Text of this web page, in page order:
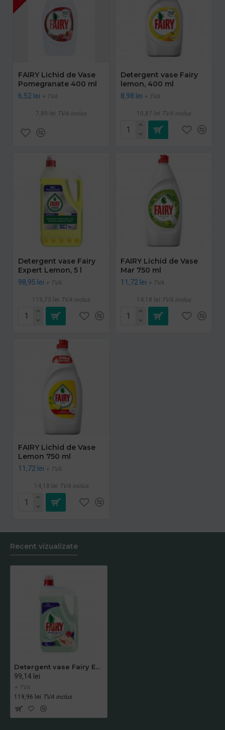
FAIRY Lichid de Vase
Pomegranate 400 ml
6,52 lei + TVA
7,89 lei TVA inclus
Detergent vase Fairy
lemon, 400 ml
8,98 lei + TVA
10,87 lei TVA inclus
Detergent vase Fairy
Expert Lemon, 5 l
98,95 lei + TVA
119,73 lei TVA inclus
FAIRY Lichid de Vase
Mar 750 ml
11,72 lei + TVA
14,18 lei TVA inclus
FAIRY Lichid de Vase
Lemon 750 ml
11,72 lei + TVA
14,18 lei TVA inclus
Recent vizualizate
Detergent vase Fairy Expert Sensitive, 5 l
99,14 lei
+ TVA
119,96 lei TVA inclus